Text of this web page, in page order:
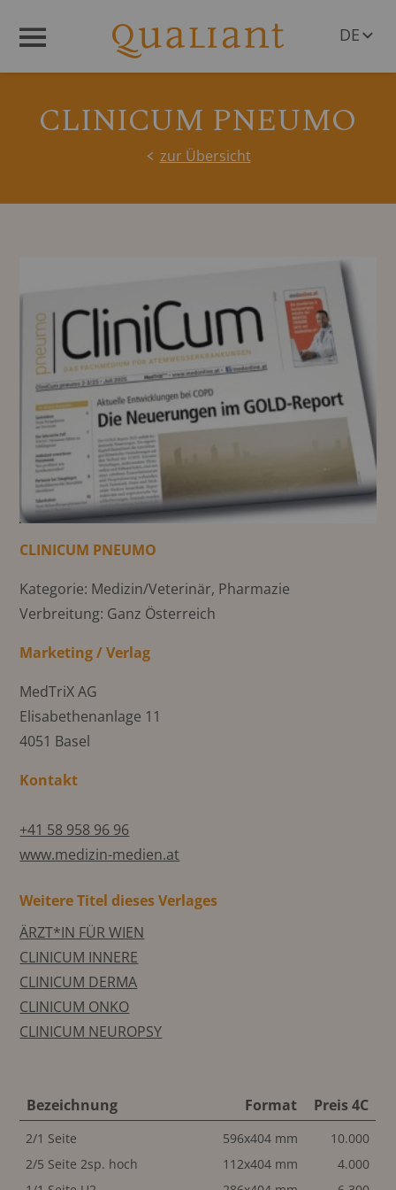
DE
CLINICUM PNEUMO
zur Übersicht
CLINICUM PNEUMO
Kategorie: Medizin/Veterinär, Pharmazie
Verbreitung: Ganz Österreich
Marketing / Verlag
MedTriX AG
Elisabethenanlage 11
4051 Basel
Kontakt
+41 58 958 96 96
www.medizin-medien.at
Weitere Titel dieses Verlages
ÄRZT*IN FÜR WIEN
CLINICUM INNERE
CLINICUM DERMA
CLINICUM ONKO
CLINICUM NEUROPSY
Bezeichnung Format Preis 4C
2/1 Seite 596x404 mm
10.000
2/5 Seite 2sp. hoch
112x404 mm
4.000